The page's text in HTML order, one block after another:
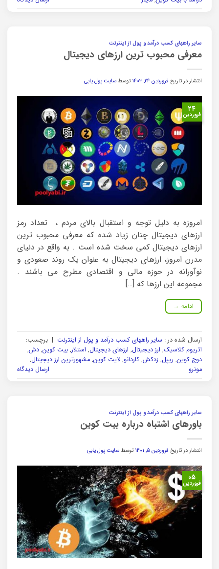
سایر راههای کسب درآمد و پول از اینترنت
معرفی محبوب ترین ارزهای دیجیتال
انتشار در تاریخ فروردین ۲۴, ۱۴۰۳ توسط سایت پول یابی
۲۴
فروردین
امروزه به دلیل توجه و استقبال بالای مردم ، تعداد رمز
ارزهای دیجیتال چنان زیاد شده که معرفی محبوب ترین
ارزهای دیجیتال کمی سخت شده است . به واقع در دنیای
مدرن امروز، ارزهای دیجیتال به عنوان یک روند صعودی و
نوآورانه در حوزه مالی و اقتصادی مطرح می باشند .
مجموعه این ارزها که […]
ادامه →
ارسال شده در : سایر راههای کسب درآمد و پول از اینترنت | برچسب:
اتریوم کلاسیک, ارز دیجیتال, ارزهای دیجیتال, استلار, بیت کوین, دش,
دوج کوین, ریپل, زدکش, کاردانو, لایت کوین, مشهورترین ارز دیجیتال,
مونرو
ارسال دیدگاه
سایر راههای کسب درآمد و پول از اینترنت
باورهای اشتباه درباره بیت کوین
انتشار در تاریخ فروردین ۵, ۱۴۰۱ توسط سایت پول یابی
۰۵
فروردین